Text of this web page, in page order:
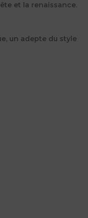
et la renaissance.
un adepte du style